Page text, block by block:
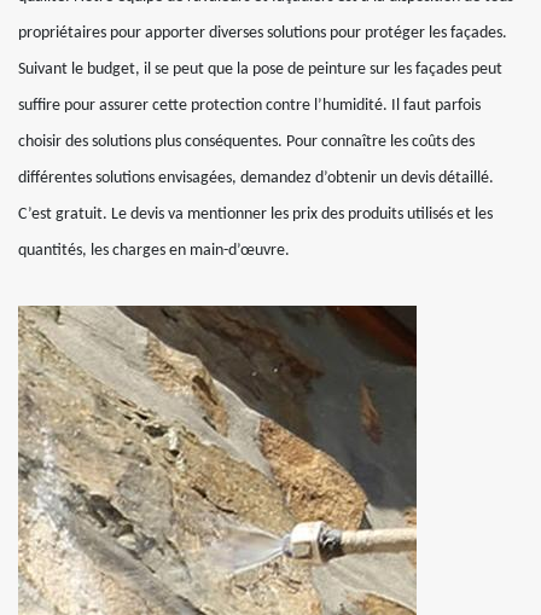
propriétaires pour apporter diverses solutions pour protéger les façades.
Suivant le budget, il se peut que la pose de peinture sur les façades peut
suffire pour assurer cette protection contre l’humidité. Il faut parfois
choisir des solutions plus conséquentes. Pour connaître les coûts des
différentes solutions envisagées, demandez d’obtenir un devis détaillé.
C’est gratuit. Le devis va mentionner les prix des produits utilisés et les
quantités, les charges en main-d’œuvre.